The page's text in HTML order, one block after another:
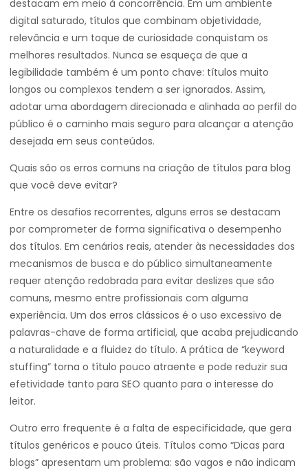
destacam em meio à concorrência. Em um ambiente
digital saturado, títulos que combinam objetividade,
relevância e um toque de curiosidade conquistam os
melhores resultados. Nunca se esqueça de que a
legibilidade também é um ponto chave: títulos muito
longos ou complexos tendem a ser ignorados. Assim,
adotar uma abordagem direcionada e alinhada ao perfil do
público é o caminho mais seguro para alcançar a atenção
desejada em seus conteúdos.
Quais são os erros comuns na criação de títulos para blog
que você deve evitar?
Entre os desafios recorrentes, alguns erros se destacam
por comprometer de forma significativa o desempenho
dos títulos. Em cenários reais, atender às necessidades dos
mecanismos de busca e do público simultaneamente
requer atenção redobrada para evitar deslizes que são
comuns, mesmo entre profissionais com alguma
experiência. Um dos erros clássicos é o uso excessivo de
palavras-chave de forma artificial, que acaba prejudicando
a naturalidade e a fluidez do título. A prática de “keyword
stuffing” torna o título pouco atraente e pode reduzir sua
efetividade tanto para SEO quanto para o interesse do
leitor.
Outro erro frequente é a falta de especificidade, que gera
títulos genéricos e pouco úteis. Títulos como “Dicas para
blogs” apresentam um problema: são vagos e não indicam